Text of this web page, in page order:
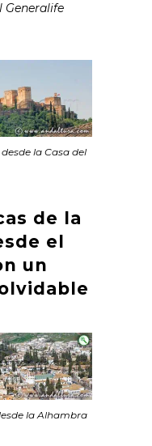
Generalife
la Casa del
de la
el
un
la Alhambra